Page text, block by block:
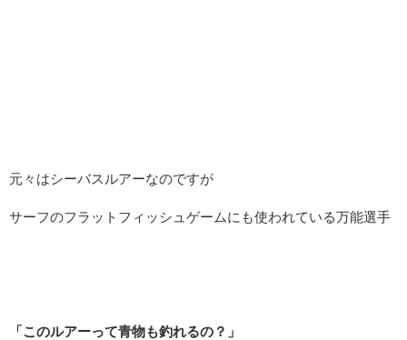
元々はシーバスルアーなのですが
サーフのフラットフィッシュゲームにも使われている万能選手
「このルアーって青物も釣れるの？」